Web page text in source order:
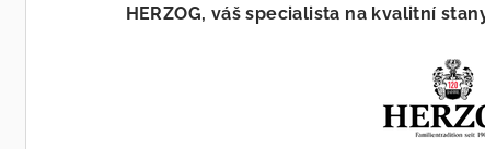
HERZOG, váš specialista na kvalitní